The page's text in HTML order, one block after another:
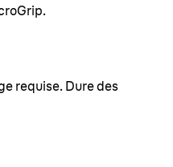
requise. Dure des